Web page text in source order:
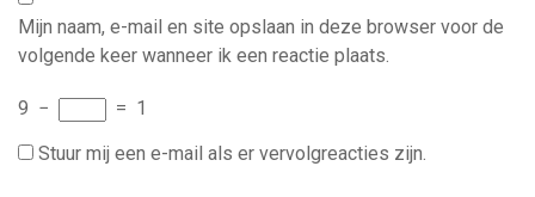
Mijn naam, e-mail en site opslaan in deze browser voor de
volgende keer wanneer ik een reactie plaats.
9 − = 1
Stuur mij een e-mail als er vervolgreacties zijn.